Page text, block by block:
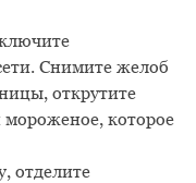
Снимите желоб
открутите
мороженое, которое
отделите